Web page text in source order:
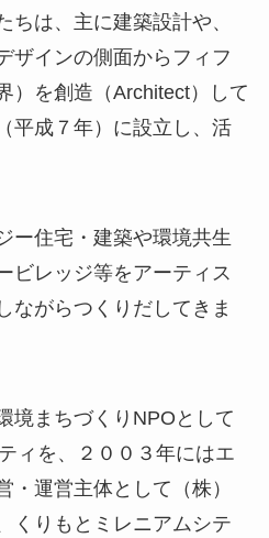
ちは、主に建築設計や、
ザインの側面からフィフ
）を創造（Architect）して
平成７年）に設立し、活
ー住宅・建築や環境共生
ビレッジ等をアーティス
ながらつくりだしてきま
境まちづくりNPOとして
ィを、２００３年にはエ
・運営主体として（株）
くりもとミレニアムシテ